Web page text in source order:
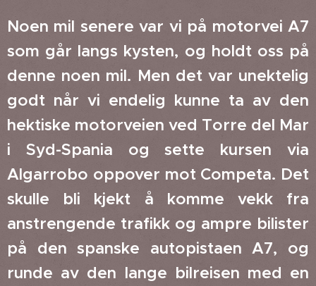
Noen mil senere var vi på motorvei A7
som går langs kysten, og holdt oss på
denne noen mil. Men det var unektelig
godt når vi endelig kunne ta av den
hektiske motorveien ved Torre del Mar
i Syd-Spania og sette kursen via
Algarrobo oppover mot Competa. Det
skulle bli kjekt å komme vekk fra
anstrengende trafikk og ampre bilister
på den spanske autopistaen A7, og
runde av den lange bilreisen med en